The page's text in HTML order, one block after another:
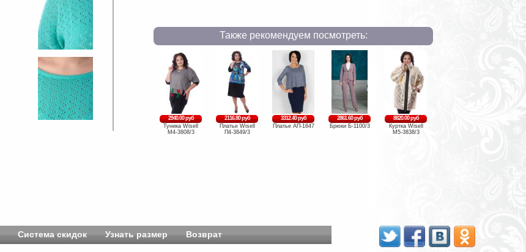
Также рекомендуем посмотреть:
2940.00 руб
Туника Wisell
М4-3808/3
2116.80 руб
Платье Wisell
П4-3849/3
3312.40 руб
Платье АП-1647
2861.60 руб
Брюки Б-1100/3
8820.00 руб
Куртка Wisell
М5-3838/3
Система скидок Узнать размер Возврат